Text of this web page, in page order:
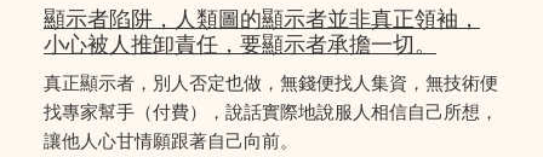
顯示者陷阱，人類圖的顯示者並非真正領袖，
小心被人推卸責任，要顯示者承擔一切。
真正顯示者，別人否定也做，無錢便找人集資，無技術便
找專家幫手（付費），說話實際地說服人相信自己所想，
讓他人心甘情願跟著自己向前。